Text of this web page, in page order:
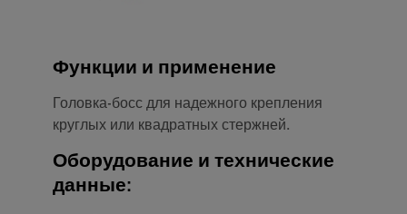
Функции и применение
Головка-босс для надежного крепления
круглых или квадратных стержней.
Оборудование и технические
данные: